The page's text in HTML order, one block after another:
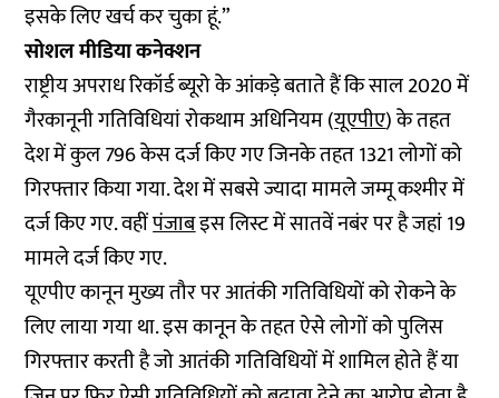
इसके लिए खर्च कर चुका हूं.”
सोशल मीडिया कनेक्शन
राष्ट्रीय अपराध रिकॉर्ड ब्यूरो के आंकड़े बताते हैं कि साल 2020 में
गैरकानूनी गतिविधियां रोकथाम अधिनियम (यूएपीए) के तहत
देश में कुल 796 केस दर्ज किए गए जिनके तहत 1321 लोगों को
गिरफ्तार किया गया. देश में सबसे ज्यादा मामले जम्मू कश्मीर में
दर्ज किए गए. वहींपंजाबइस लिस्ट में सातवें नबंर पर है जहां 19
मामले दर्ज किए गए.
यूएपीए कानून मुख्य तौर पर आतंकी गतिविधियों को रोकने के
लिए लाया गया था. इस कानून के तहत ऐसे लोगों को पुलिस
गिरफ्तार करती है जो आतंकी ग​तिविधियों में शामिल होते हैं या